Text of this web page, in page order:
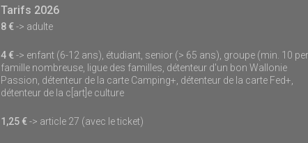
Tarifs 2026
8 €-> adulte
4 €-> enfant (6-12 ans), étudiant, senior (> 65 ans), groupe (min. 10
famille nombreuse, ligue des familles, détenteur d'un bon Wallonie
Passion, détenteur de la carte Camping+, détenteur de la carte Fed+,
détenteur de la c[art]e culture
1,25 €-> article 27 (avec le ticket)